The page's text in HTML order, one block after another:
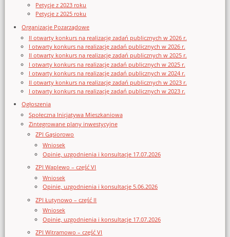
Petycje z 2023 roku
Petycje z 2025 roku
Organizacje Pozarządowe
II otwarty konkurs na realizację zadań publicznych w 2026 r.
I otwarty konkurs na realizację zadań publicznych w 2026 r.
II otwarty konkurs na realizację zadań publicznych w 2025 r.
I otwarty konkurs na realizację zadań publicznych w 2025 r.
I otwarty konkurs na realizację zadań publicznych w 2024 r.
II otwarty konkurs na realizację zadań publicznych w 2023 r.
I otwarty konkurs na realizację zadań publicznych w 2023 r.
Ogłoszenia
Społeczna Inicjatywa Mieszkaniowa
Zintegrowane plany inwestycyjne
ZPI Gąsiorowo
Wniosek
Opinie, uzgodnienia i konsultacje 17.07.2026
ZPI Waplewo – część VI
Wniosek
Opinie, uzgodnienia i konsultacje 5.06.2026
ZPI Łutynowo – część II
Wniosek
Opinie, uzgodnienia i konsultacje 17.07.2026
ZPI Witramowo – część VI